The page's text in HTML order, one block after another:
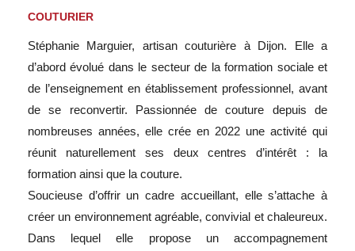
COUTURIER
Stéphanie Marguier, artisan couturière à Dijon. Elle a
d’abord évolué dans le secteur de la formation sociale et
de l’enseignement en établissement professionnel, avant
de se reconvertir. Passionnée de couture depuis de
nombreuses années, elle crée en 2022 une activité qui
réunit naturellement ses deux centres d’intérêt : la
formation ainsi que la couture.
Soucieuse d’offrir un cadre accueillant, elle s’attache à
créer un environnement agréable, convivial et chaleureux.
Dans lequel elle propose un accompagnement